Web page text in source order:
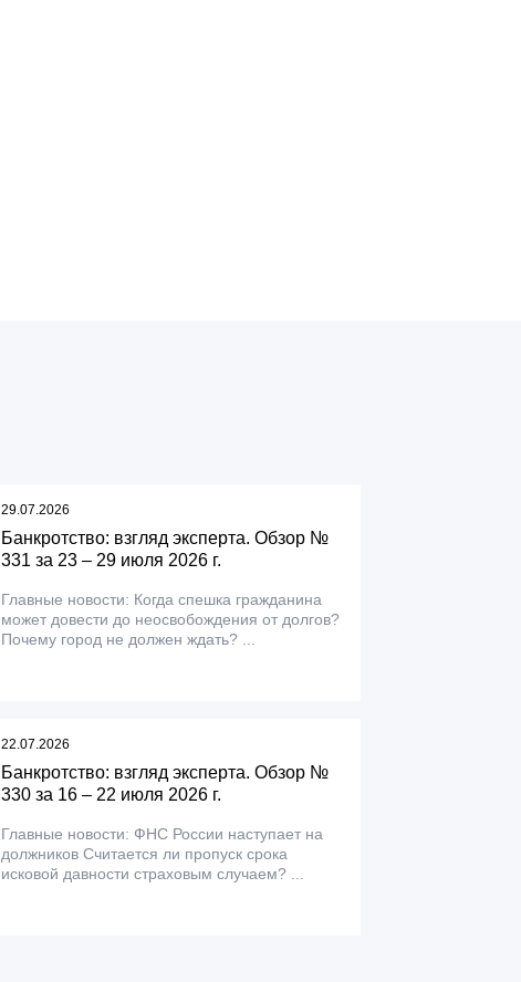
29.07.2026
Банкротство: взгляд эксперта. Обзор №
331 за 23 – 29 июля 2026 г.
Главные новости: Когда спешка гражданина
может довести до неосвобождения от долгов?
Почему город не должен ждать? ...
22.07.2026
Банкротство: взгляд эксперта. Обзор №
330 за 16 – 22 июля 2026 г.
Главные новости: ФНС России наступает на
должников Считается ли пропуск срока
исковой давности страховым случаем? ...